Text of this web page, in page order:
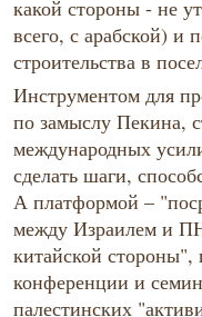
какой стороны - не
всего, с арабской) и
строительства в
Инструментом для
по замыслу Пекина,
международных
сделать шаги,
А платформой –
между Израилем и
китайской
конференции и
палестинских